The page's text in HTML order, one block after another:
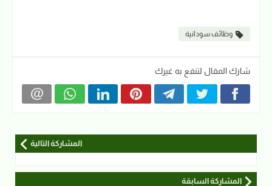
وظائف سودانية
شارك المقال لتنفع به غيرك
المشاركة التالية
المشاركة السابقة